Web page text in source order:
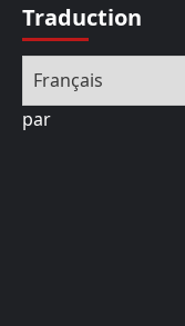
Traduction
par